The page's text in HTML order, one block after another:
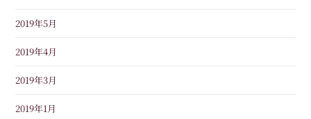
2019年5月
2019年4月
2019年3月
2019年1月